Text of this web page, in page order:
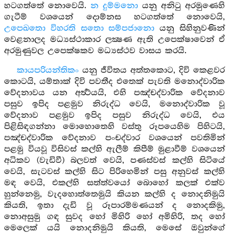
හටගත්තේ නොවෙයි. න දුම්මනො යනු අනිටු අරමුණෙහි
ගැටීම් වශයෙන් දොම්නස හටගත්තේ නොවෙයි,
උපෙඛතො විහරති සතො සම්පජානො යනු සිහිනුවණින්
වෙළනාලද මධ්‍යස්ථාකාර ලක්‍ෂණ ඇති උපෙක්ෂාවෙන් ඒ
අරමුණුවල උපෙක්ෂකව මධ්‍යස්ථව වාසය කරයි.
කායපරියන්තිකං යනු ජීවිතය අත්තකොට, දිවි කෙළවර
කොටයි, යම්තාක් දිවි පවතීද එතෙක් පැවති මනොද්වාරික
වේදනාවය යන අර්‍ත්‍ථයයි, එහි පඤ්චද්වාරික වේදනාව
පසුව ඉපිද පළමුව නිරුද්ධ වෙයි, මනොද්වාරික වූ
වේදනාව පළමුව ඉපිද පසුව නිරුද්ධ වෙයි, එය
පිළිසිඳගන්නා මොහොතෙහි වස්තු රූපයෙහිම පිහිටයි,
පඤ්චද්වාරික වේදනාව පංචද්වාර වශයෙන් පවතිමින්
පළමු වියවූ විසිවස් කල්හි ඇලීම් කිපීම් මුළාවීම් වශයෙන්
අධිකව (වැඩිවී) බලවත් වෙයි, පණස්වස් කල්හි සිටියේ
වෙයි, සැටවස් කල්හි සිට පිරිහෙමින් පසු අනුවස් කල්හි
මඳ වෙයි, එකල්හි සත්ත්වයෝ බොහෝ කලක් එක්ව
හුන්නෙමු, වැදහොත්තෙමුයි කියන කල්හි ද නොදනිමුයි
කියති, ඉතා දැඩි වූ රූපාරම්මණයන් ද නොදකිමු,
නොඅසුමු ගඳ සුවද හෝ මිහිරි හෝ අමිහිරි, තද හෝ
මෙලෙක් යයි නොදනිමුයි කියති, මෙසේ ඔවුන්ගේ